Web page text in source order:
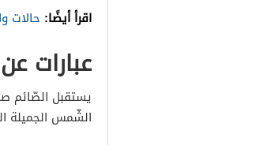
اقرأ أيضًا: حالات
عبارات
يستقبل الصّائم
الشّمس الجميلة